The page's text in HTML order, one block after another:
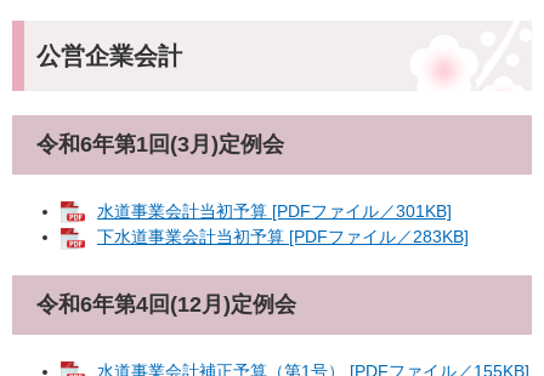
公営企業会計
令和6年第1回(3月)定例会
水道事業会計当初予算 [PDFファイル／301KB]
下水道事業会計当初予算 [PDFファイル／283KB]
令和6年第4回(12月)定例会
水道事業会計補正予算（第1号） [PDFファイル／155KB]